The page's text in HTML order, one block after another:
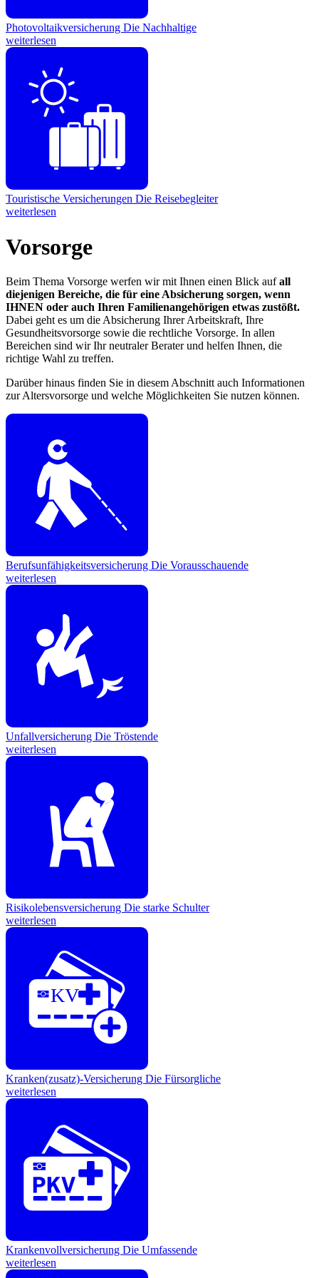
Photovoltaikversicherung Die Nachhaltige
weiterlesen
Touristische Versicherungen Die Reisebegleiter
weiterlesen
Vorsorge
Beim Thema Vorsorge werfen wir mit Ihnen einen Blick aufall
diejenigen Bereiche, die für eine Absicherung sorgen, wenn
IHNEN oder auch Ihren Familienangehörigen etwas zustößt.
Dabei geht es um die Absicherung Ihrer Arbeitskraft, Ihre
Gesundheitsvorsorge sowie die rechtliche Vorsorge. In allen
Bereichen sind wir Ihr neutraler Berater und helfen Ihnen, die
richtige Wahl zu treffen.
Darüber hinaus finden Sie in diesem Abschnitt auch Informationen
zur Altersvorsorge und welche Möglichkeiten Sie nutzen können.
Berufsunfähigkeitsversicherung Die Vorausschauende
weiterlesen
Unfallversicherung Die Tröstende
weiterlesen
Risikolebensversicherung Die starke Schulter
weiterlesen
KV
Kranken(zusatz)-Versicherung Die Fürsorgliche
weiterlesen
Krankenvollversicherung Die Umfassende
weiterlesen